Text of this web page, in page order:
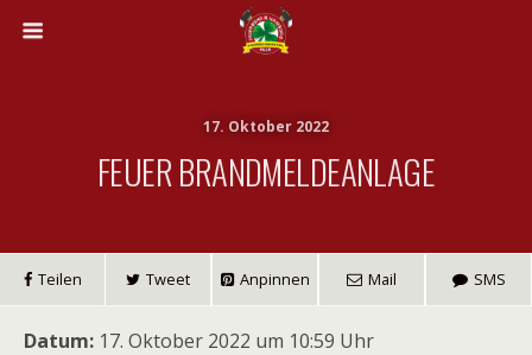
17. Oktober 2022
FEUER BRANDMELDEANLAGE
Teilen Tweet Anpinnen Mail SMS
Datum: 17. Oktober 2022 um 10:59 Uhr